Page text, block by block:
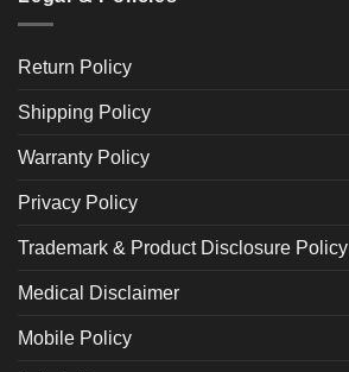
Return Policy
Shipping Policy
Warranty Policy
Privacy Policy
Trademark & Product Disclosure Policy
Medical Disclaimer
Mobile Policy